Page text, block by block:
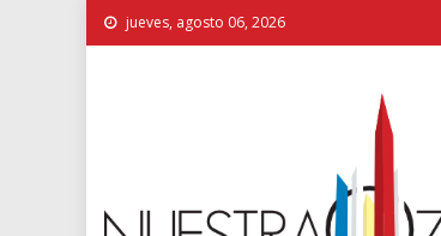
Skip
to
jueves, agosto 06, 2026